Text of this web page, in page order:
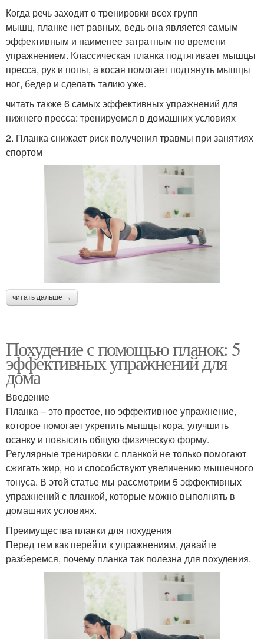
Когда речь заходит о тренировки всех групп
мышц, планке нет равных, ведь она является самым
эффективным и наименее затратным по времени
упражнением. Классическая планка подтягивает мышцы
пресса, рук и попы, а косая помогает подтянуть мышцы
ног, бедер и сделать талию уже.
читать также 6 самых эффективных упражнений для
нижнего пресса: тренируемся в домашних условиях
2. Планка снижает риск получения травмы при занятиях
спортом
читать дальше →
Похудение с помощью планок: 5
эффективных упражнений для
дома
Введение
Планка – это простое, но эффективное упражнение,
которое помогает укрепить мышцы кора, улучшить
осанку и повысить общую физическую форму.
Регулярные тренировки с планкой не только помогают
сжигать жир, но и способствуют увеличению мышечного
тонуса. В этой статье мы рассмотрим 5 эффективных
упражнений с планкой, которые можно выполнять в
домашних условиях.
Преимущества планки для похудения
Перед тем как перейти к упражнениям, давайте
разберемся, почему планка так полезна для похудения.